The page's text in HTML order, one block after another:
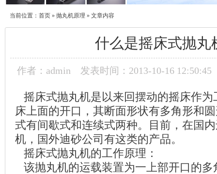
当前位置： 首页 » 抛丸机原理 » 文章内容
什么是摇床式抛丸
作者：admin 发表时间：2013-10-16 12:50:45
摇床式抛丸机是以来回摆动的摇床作为
床上面的开口，其断面形状有多角形和
式有间歇式和连续式两种。目前，在国
机，国外迪砂公司有这类的产品。
摇床式抛丸机的工作原理：
该抛丸机的运载装置为一上部开口的多